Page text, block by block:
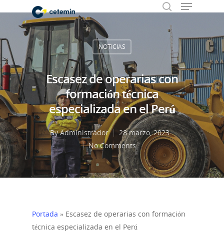
Hit enter to search or ESC to close
NOTICIAS
Escasez de operarias con
formación técnica
especializada en el Perú
ByAdministrador
28 marzo, 2023
No Comments
Portada » Escasez de operarias con formación
técnica especializada en el Perú